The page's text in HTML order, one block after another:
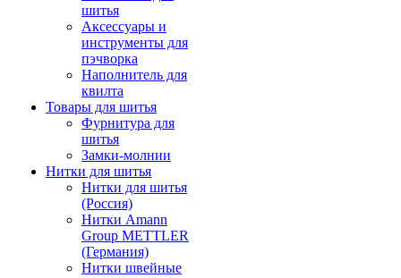
шитья
Аксессуары и
инструменты для
пэчворка
Наполнитель для
квилта
Товары для шитья
Фурнитура для
шитья
Замки-молнии
Нитки для шитья
Нитки для шитья
(Россия)
Нитки Amann
Group METTLER
(Германия)
Нитки швейные